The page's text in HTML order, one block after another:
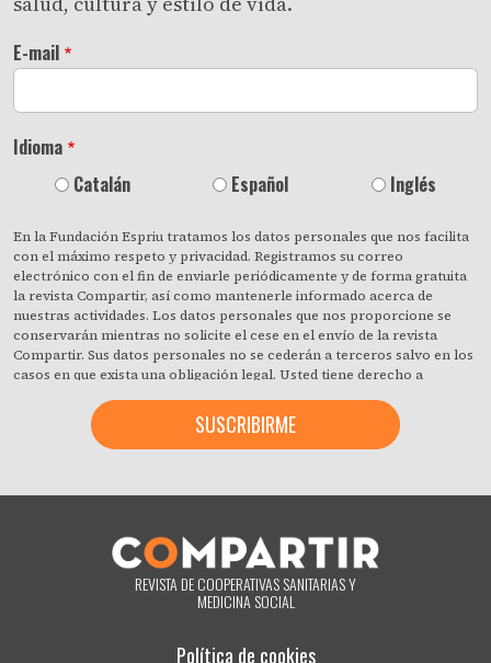
E-mail
Idioma
Catalán
Español Inglés
En la Fundación Espriu tratamos los datos personales que nos facilita
con el máximo respeto y privacidad. Registramos su correo
electrónico con el fin de enviarle periódicamente y de forma gratuita
la revista Compartir, así como mantenerle informado acerca de
nuestras actividades. Los datos personales que nos proporcione se
conservarán mientras no solicite el cese en el envío de la revista
Compartir. Sus datos personales no se cederán a terceros salvo en los
casos en que exista una obligación legal. Usted tiene derecho a
tratando sus datos personales y a revocar cuando lo desee, con efecto
inmediato, su consentimiento para ello. También puede acceder a sus
datos personales, rectificar los que sean inexactos o solicitar su
fueron recogidos. Al hacer clic acepta expresamente que podamos
cambiar de opinión en cualquier momento haciendo clic en el enlace
«darme de baja» que hay en el pie de página de cualquier correo
electrónico que reciba de nuestra parte, o poniéndose en contacto
con nosotros en el correo electrónico compartir@fespriu.org.
REVISTA DE COOPERATIVAS SANITARIAS Y
MEDICINA SOCIAL
Política de cookies